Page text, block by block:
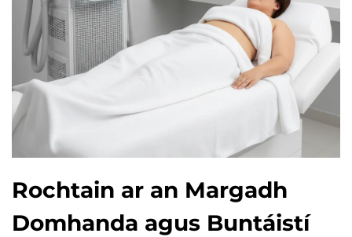
Rochtain ar an Margadh
Domhanda agus Buntáistí